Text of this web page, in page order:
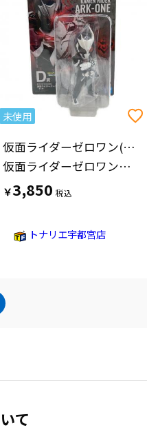
未使用
仮面ライダーゼロワン(カメンライダーゼロワン)
仮面ライダーゼロワン アークワン 一番くじD賞
￥3,850
トナリエ宇都宮店
て